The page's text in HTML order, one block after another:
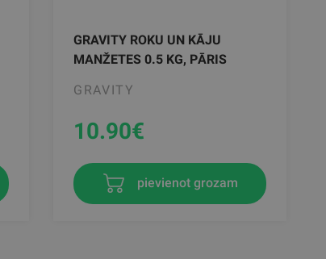
GRAVITY ROKU UN KĀJU
MANŽETES 0.5 KG, PĀRIS
GRAVITY
10.90€
pievienot grozam